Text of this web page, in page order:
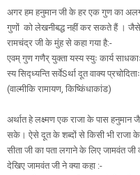
अगर हम हनुमान जी के हर एक गुण का
गुणों को लेखनीबद्ध नहीं कर सकते हैं । जैसे
रामचंद्र जी के मुंह से कहा गया है:-
एवम् गुण गणैर् युक्ता यस्य स्युः कार्य
स्य सिद्ध्यन्ति सर्वेSर्था दूत वाक्य
(वाल्मीकि रामायण, किष्किंधाकांड)
अर्थात हे लक्ष्मण एक राजा के पास हनुमान
सके। ऐसे दूत के शब्दों से किसी भी राजा के
सीता जी का पता लगाने के लिए जामवंत
देखिए जामवंत जी ने क्या कहा :-